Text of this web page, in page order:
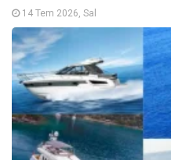
14 Tem 2026, Sal